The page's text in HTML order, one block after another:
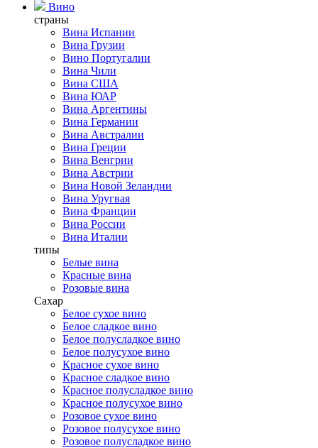
Вино
страны
Вина Испании
Вина Грузии
Вино Португалии
Вина Чили
Вина США
Вина ЮАР
Вина Аргентины
Вина Германии
Вина Австралии
Вина Греции
Вина Венгрии
Вина Австрии
Вина Новой Зеландии
Вина Уругвая
Вина Франции
Вина России
Вина Италии
типы
Белые вина
Красные вина
Розовые вина
Сахар
Белое сухое вино
Белое сладкое вино
Белое полусладкое вино
Белое полусухое вино
Красное сухое вино
Красное сладкое вино
Красное полусладкое вино
Красное полусухое вино
Розовое сухое вино
Розовое полусухое вино
Розовое полусладкое вино